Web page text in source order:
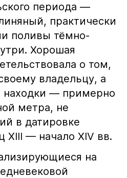
периода —
практически
поливы тёмно-
Хорошая
о том,
владельцу, а
находки — примерно
метра, не
в датировке
XIII — начало XIV вв.
на